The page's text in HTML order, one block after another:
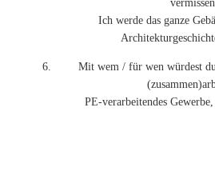
Ich werde das ganze
Mit wem / für wen würdest
PE-verarbeitendes